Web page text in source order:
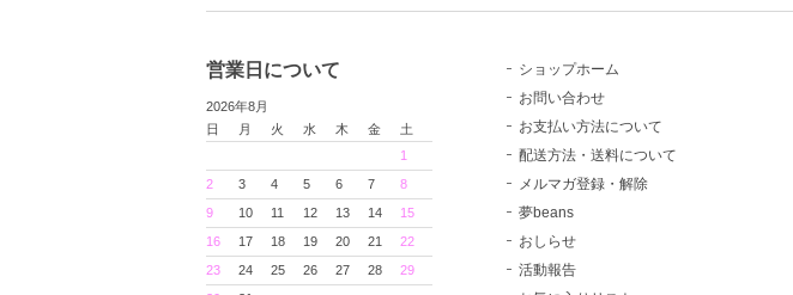
営業日について
2026年8月
日
月 火 水 木 金
土
1
2
3 4 5 6 7
8
9
10 11 12 13 14
15
16
17 18 19 20 21
22
23
24 25 26 27 28
29
ショップホーム
お問い合わせ
お支払い方法について
配送方法・送料について
メルマガ登録・解除
夢beans
おしらせ
活動報告